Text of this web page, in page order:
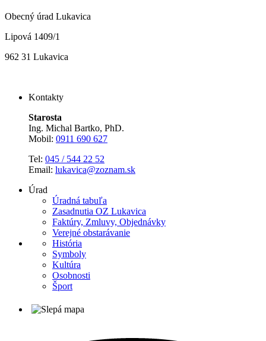
Obecný úrad Lukavica
Lipová 1409/1
962 31 Lukavica
Kontakty
Starosta
Ing. Michal Bartko, PhD.
Mobil: 0911 690 627
Tel: 045 / 544 22 52
Email: lukavica@zoznam.sk
Úrad
Úradná tabuľa
Zasadnutia OZ Lukavica
Faktúry, Zmluvy, Objednávky
Verejné obstarávanie
História
Symboly
Kultúra
Osobnosti
Šport